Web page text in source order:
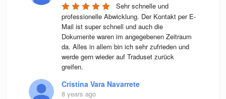
Sehr schnelle und
professionelle Abwicklung. Der Kontakt per E-
Mail ist super schnell und auch die
Dokumente waren im angegebenen Zeitraum
da. Alles in allem bin ich sehr zufrieden und
werde gern wieder auf Traduset zurück
greifen.
Cristina Vara Navarrete
8 years ago